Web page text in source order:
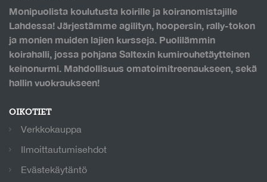
Monipuolista koulutusta koirille ja koiranomistajille
Lahdessa! Järjestämme agilityn, hoopersin, rally-tokon
ja monien muiden lajien kursseja. Puolilämmin
koirahalli, jossa pohjana Saltexin kumirouhetäytteinen
keinonurmi. Mahdollisuus omatoimitreenaukseen, sekä
hallin vuokraukseen!
OIKOTIET
Verkkokauppa
Ilmoittautumisehdot
Evästekäytäntö